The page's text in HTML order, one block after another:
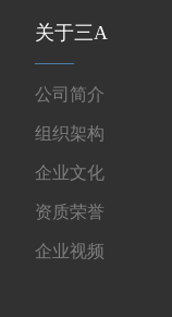
关于三A
公司简介
组织架构
企业文化
资质荣誉
企业视频